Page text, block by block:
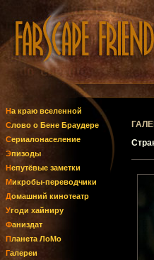
На краю вселенной
Слово о Бене Браудере
Сериалонаселение
Эпизоды
Непутёвые заметки
Микробы-переводчики
Домашний кинотеатр
Угоди хайниру
Фаниздат
Планета ЛоМо
Галереи